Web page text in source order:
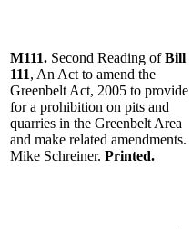
M111. Second Reading ofBill
111, An Act to amend the
Greenbelt Act, 2005 to provide
for a prohibition on pits and
quarries in the Greenbelt Area
and make related amendments.
Mike Schreiner. Printed.